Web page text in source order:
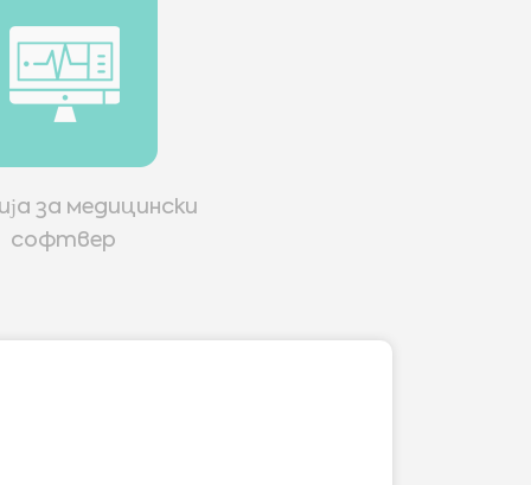
за медицински
софтвер